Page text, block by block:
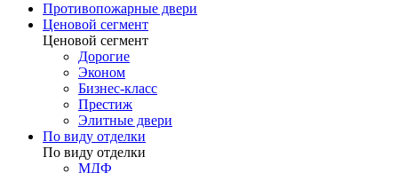
Противопожарные двери
Ценовой сегмент
Ценовой сегмент
Дорогие
Эконом
Бизнес-класс
Престиж
Элитные двери
По виду отделки
По виду отделки
МДФ